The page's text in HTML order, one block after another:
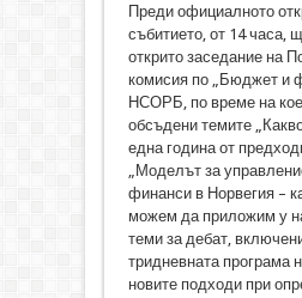
Преди официалното
събитието, от 14 часа,
открито заседание на
комисия по „Бюджет и
НСОРБ, по време на
обсъдени темите
една година от
„Моделът за
финанси в Норвегия –
можем да приложим у
теми за дебат,
тридневната програма
новите подходи при